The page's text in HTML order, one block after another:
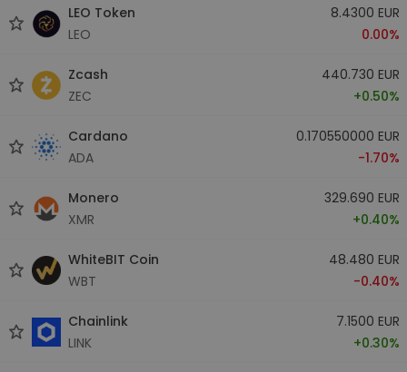
LEO Token
LEO
8.4300 EUR
0.00%
Zcash
ZEC
440.730 EUR
+0.50%
Cardano
ADA
0.170550000 EUR
-1.70%
Monero
XMR
329.690 EUR
+0.40%
WhiteBIT Coin
WBT
48.480 EUR
-0.40%
Chainlink
LINK
7.1500 EUR
+0.30%